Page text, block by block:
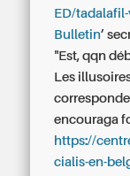
ED/
Bulletin’
"Est, qqn
Les
encouraga
https://
cialis-en-